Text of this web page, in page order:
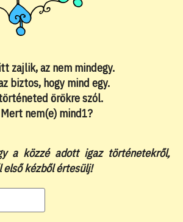
zajlik, az nem mindegy.
biztos, hogy mind egy.
örökre szól.
Mert nem(e) mind1?
a közzé adott igaz történetekről,
első kézből értesülj!